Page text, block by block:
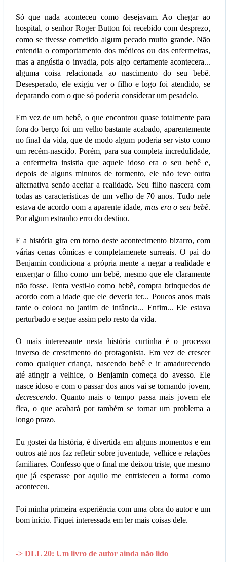
Só que nada aconteceu como desejavam. Ao chegar ao
hospital, o senhor Roger Button foi recebido com desprezo,
como se tivesse cometido algum pecado muito grande. Não
entendia o comportamento dos médicos ou das enfermeiras,
mas a angústia o invadia, pois algo certamente acontecera...
alguma coisa relacionada ao nascimento do seu bebê.
Desesperado, ele exigiu ver o filho e logo foi atendido, se
deparando com o que só poderia considerar um pesadelo.
Em vez de um bebê, o que encontrou quase totalmente para
fora do berço foi um velho bastante acabado, aparentemente
no final da vida, que de modo algum poderia ser visto como
um recém-nascido. Porém, para sua completa incredulidade,
a enfermeira insistia que aquele idoso era o seu bebê e,
depois de alguns minutos de tormento, ele não teve outra
alternativa senão aceitar a realidade. Seu filho nascera com
todas as características de um velho de 70 anos. Tudo nele
estava de acordo com a aparente idade, mas era o seu bebê.
Por algum estranho erro do destino.
E a história gira em torno deste acontecimento bizarro, com
várias cenas cômicas e completamenete surreais. O pai do
Benjamin condiciona a própria mente a negar a realidade e
enxergar o filho como um bebê, mesmo que ele claramente
não fosse. Tenta vesti-lo como bebê, compra brinquedos de
acordo com a idade que ele deveria ter... Poucos anos mais
tarde o coloca no jardim de infância... Enfim... Ele estava
perturbado e segue assim pelo resto da vida.
O mais interessante nesta história curtinha é o processo
inverso de crescimento do protagonista. Em vez de crescer
como qualquer criança, nascendo bebê e ir amadurecendo
até atingir a velhice, o Benjamin começa do avesso. Ele
nasce idoso e com o passar dos anos vai se tornando jovem,
decrescendo. Quanto mais o tempo passa mais jovem ele
fica, o que acabará por também se tornar um problema a
longo prazo.
Eu gostei da história, é divertida em alguns momentos e em
outros até nos faz refletir sobre juventude, velhice e relações
familiares. Confesso que o final me deixou triste, que mesmo
que já esperasse por aquilo me entristeceu a forma como
aconteceu.
Foi minha primeira experiência com uma obra do autor e um
bom início. Fiquei interessada em ler mais coisas dele.
-> DLL 20: Um livro de autor ainda não lido